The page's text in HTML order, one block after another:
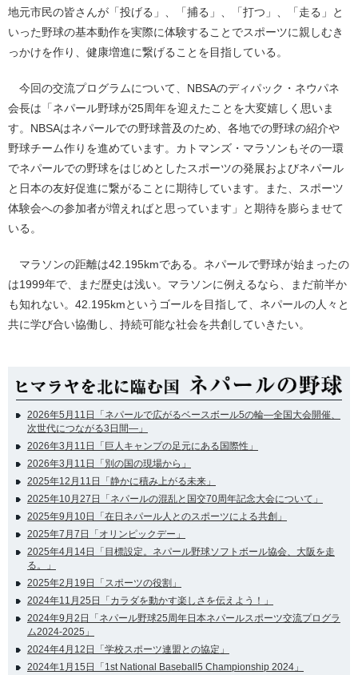
地元市民の皆さんが「投げる」、「捕る」、「打つ」、「走る」と
いった野球の基本動作を実際に体験することでスポーツに親しむき
っかけを作り、健康増進に繋げることを目指している。
今回の交流プログラムについて、NBSAのディパック・ネウパネ
会長は「ネパール野球が25周年を迎えたことを大変嬉しく思いま
す。NBSAはネパールでの野球普及のため、各地での野球の紹介や
野球チーム作りを進めています。カトマンズ・マラソンもその一環
でネパールでの野球をはじめとしたスポーツの発展およびネパール
と日本の友好促進に繋がることに期待しています。また、スポーツ
体験会への参加者が増えればと思っています」と期待を膨らませて
いる。
マラソンの距離は42.195kmである。ネパールで野球が始まったの
は1999年で、まだ歴史は浅い。マラソンに例えるなら、まだ前半か
も知れない。42.195kmというゴールを目指して、ネパールの人々と
共に学び合い協働し、持続可能な社会を共創していきたい。
2026年5月11日「ネパールで広がるベースボール5の輪―全国大会開催、
次世代につながる3日間―」
2026年3月11日「巨人キャンプの足元にある国際性」
2026年3月11日「別の国の現場から」
2025年12月11日「静かに積み上がる未来」
2025年10月27日「ネパールの混乱と国交70周年記念大会について」
2025年9月10日「在日ネパール人とのスポーツによる共創」
2025年7月7日「オリンピックデー」
2025年4月14日「目標設定。ネパール野球ソフトボール協会、大阪を走
る。」
2025年2月19日「スポーツの役割」
2024年11月25日「カラダを動かす楽しさを伝えよう！」
2024年9月2日「ネパール野球25周年日本ネパールスポーツ交流プログラ
ム2024-2025」
2024年4月12日「学校スポーツ連盟との協定」
2024年1月15日「1st National Baseball5 Championship 2024」